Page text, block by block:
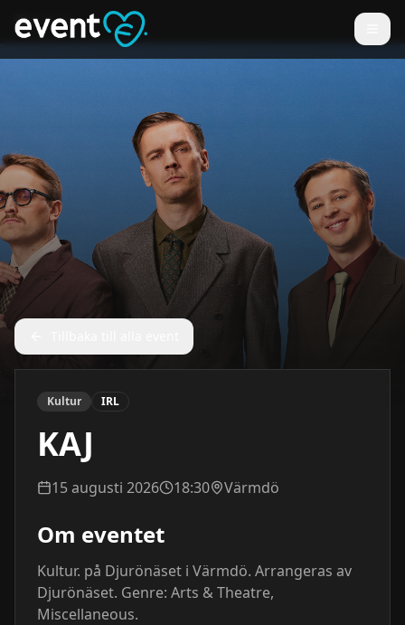
Kultur IRL
KAJ
15 augusti 2026 18:30 Värmdö
Om eventet
Kultur. på Djurönäset i Värmdö. Arrangeras av
Djurönäset. Genre: Arts & Theatre,
Miscellaneous.